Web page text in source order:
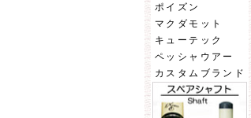
ポイズン
マクダモット
キューテック
ペッシャウアー
カスタムブランド